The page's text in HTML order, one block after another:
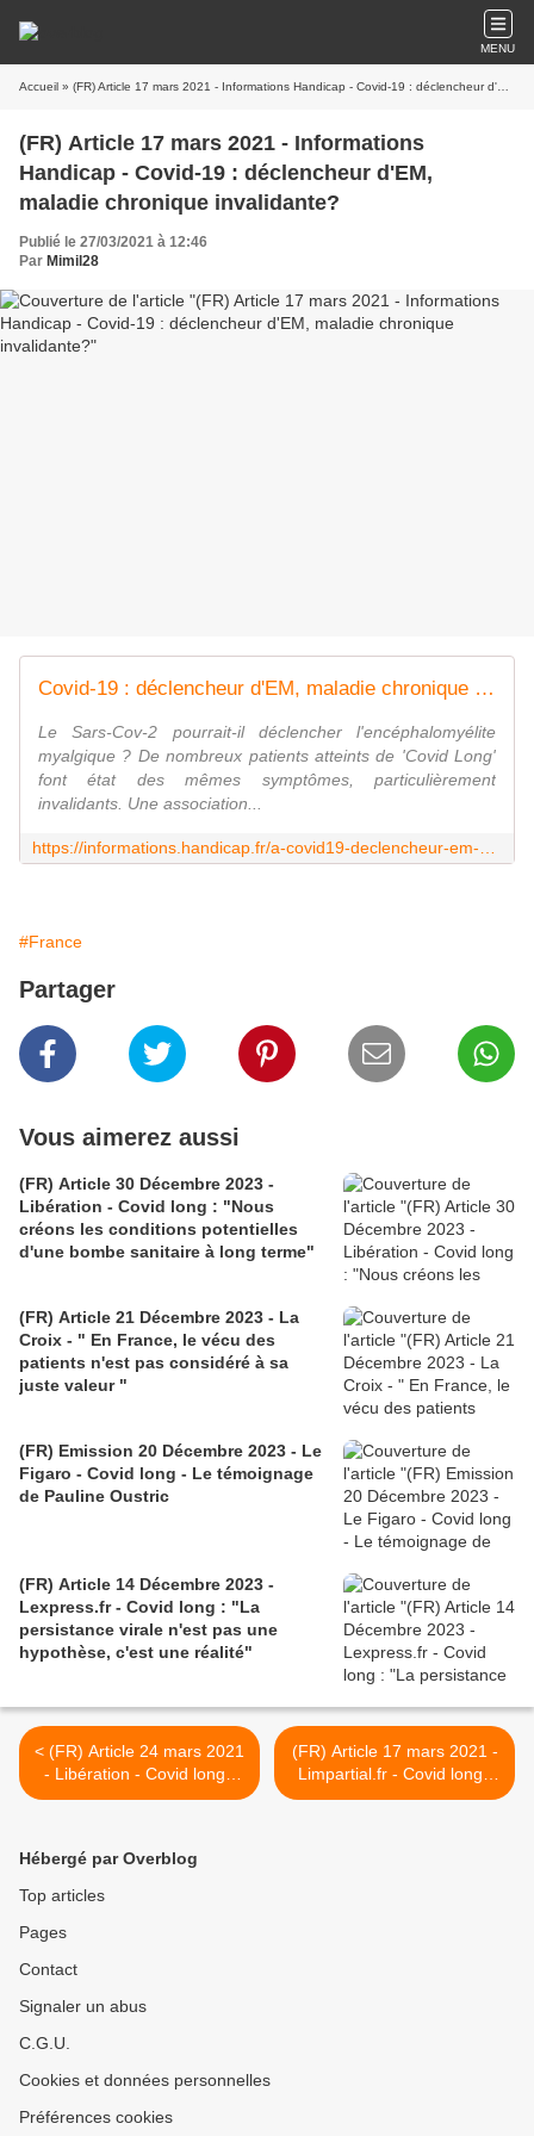
MENU
Accueil » (FR) Article 17 mars 2021 - Informations Handicap - Covid-19 : déclencheur d'EM, maladie chronique invalidante?
(FR) Article 17 mars 2021 - Informations
Handicap - Covid-19 : déclencheur d'EM,
maladie chronique invalidante?
Publié le 27/03/2021 à 12:46
Par Mimil28
Covid-19 : déclencheur d'EM, maladie chronique invalidante?
Le Sars-Cov-2 pourrait-il déclencher l'encéphalomyélite
myalgique ? De nombreux patients atteints de 'Covid Long'
font état des mêmes symptômes, particulièrement
invalidants. Une association...
#France
Partager
Vous aimerez aussi
(FR) Article 30 Décembre 2023 -
Libération - Covid long : "Nous
créons les conditions potentielles
d'une bombe sanitaire à long terme"
(FR) Article 21 Décembre 2023 - La
Croix - " En France, le vécu des
patients n'est pas considéré à sa
juste valeur "
(FR) Emission 20 Décembre 2023 - Le
Figaro - Covid long - Le témoignage
de Pauline Oustric
(FR) Article 14 Décembre 2023 -
Lexpress.fr - Covid long : "La
persistance virale n'est pas une
hypothèse, c'est une réalité"
< (FR) Article 24 mars 2021
- Libération - Covid long :
les malades remuent le
(FR) Article 17 mars 2021 -
Limpartial.fr - Covid long :
Plus de 5 mois après avoir
Hébergé par Overblog
Top articles
Pages
Contact
Signaler un abus
C.G.U.
Cookies et données personnelles
Préférences cookies